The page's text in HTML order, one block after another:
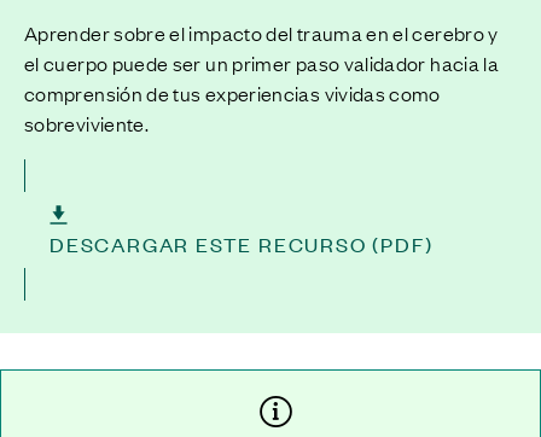
Aprender sobre el impacto del trauma en el cerebro y
el cuerpo puede ser un primer paso validador hacia la
comprensión de tus experiencias vividas como
sobreviviente.
DESCARGAR ESTE RECURSO (PDF)